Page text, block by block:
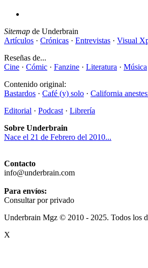
Sitemap de Underbrain
Artículos · Crónicas · Entrevistas · Visual
Reseñas de...
Cine · Cómic · Fanzine · Literatura · Música
Contenido original:
Bastardos · Café (y) solo · California
Editorial · Podcast · Librería
Sobre Underbrain
Nace el 21 de Febrero del 2010...
Contacto
info@underbrain.com
Para envíos:
Consultar por privado
Underbrain Mgz © 2010 - 2025. Todos los
X